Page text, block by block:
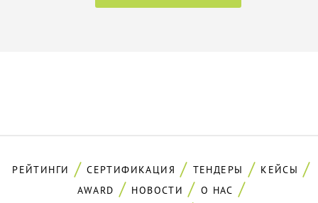
РЕЙТИНГИ СЕРТИФИКАЦИЯ ТЕНДЕРЫ
КЕЙСЫ
AWARD
НОВОСТИ
О НАС